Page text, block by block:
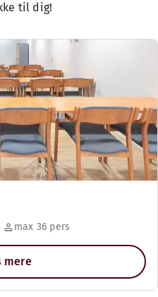
til dig!
max 36 pers
mere